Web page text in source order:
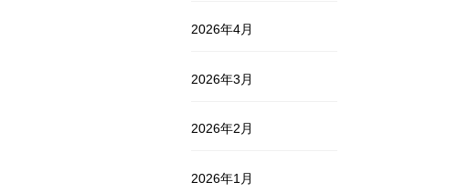
2026年4月
2026年3月
2026年2月
2026年1月